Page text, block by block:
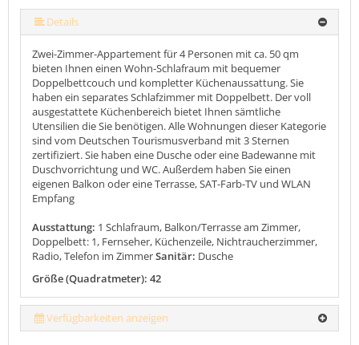
mehr (9 ) »
mehr (9 ) »
mehr (9 ) »
mehr (9 ) »
mehr (9 ) »
Details
Zwei-Zimmer-Appartement für 4 Personen mit ca. 50 qm
bieten Ihnen einen Wohn-Schlafraum mit bequemer
Doppelbettcouch und kompletter Küchenaussattung. Sie
haben ein separates Schlafzimmer mit Doppelbett. Der voll
ausgestattete Küchenbereich bietet Ihnen sämtliche
Utensilien die Sie benötigen. Alle Wohnungen dieser Kategorie
sind vom Deutschen Tourismusverband mit 3 Sternen
zertifiziert. Sie haben eine Dusche oder eine Badewanne mit
Duschvorrichtung und WC. Außerdem haben Sie einen
eigenen Balkon oder eine Terrasse, SAT-Farb-TV und WLAN
Empfang
Ausstattung: 1 Schlafraum, Balkon/Terrasse am Zimmer,
Doppelbett: 1, Fernseher, Küchenzeile, Nichtraucherzimmer,
Radio, Telefon im ZimmerSanitär: Dusche
Größe (Quadratmeter): 42
Verfügbarkeiten anzeigen